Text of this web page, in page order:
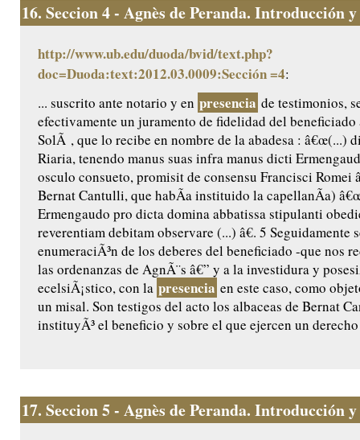
16. Seccion 4 - Agnès de Peranda. Introducción
http://www.ub.edu/duoda/bvid/text.php?
doc=Duoda:text:2012.03.0009:Sección =4:
... suscrito ante notario y en presencia de testimonios,
efectivamente un juramento de fidelidad del beneficiado
SolÃ , que lo recibe en nombre de la abadesa : â€œ(...)
Riaria, tenendo manus suas infra manus dicti
osculo consueto, promisit de consensu Francisci Romei
Bernat Cantulli, que habÃ­a instituido la capellanÃ­a)
Ermengaudo pro dicta domina abbatissa stipulanti
reverentiam debitam observare (...) â€. 5 Seguidamente
enumeraciÃ³n de los deberes del beneficiado -que nos
las ordenanzas de AgnÃ¨s â€” y a la investidura y
ecelsiÃ¡stico, con la presencia en este caso, como
un misal. Son testigos del acto los albaceas de Bernat
instituyÃ³ el beneficio y sobre el que ejercen un
17. Seccion 5 - Agnès de Peranda. Introducción